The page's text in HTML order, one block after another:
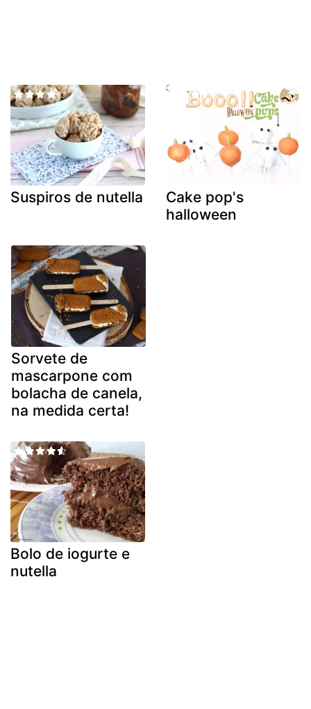
Suspiros de nutella
Cake pop's
halloween
Sorvete de
mascarpone com
bolacha de canela,
na medida certa!
Bolo de iogurte e
nutella